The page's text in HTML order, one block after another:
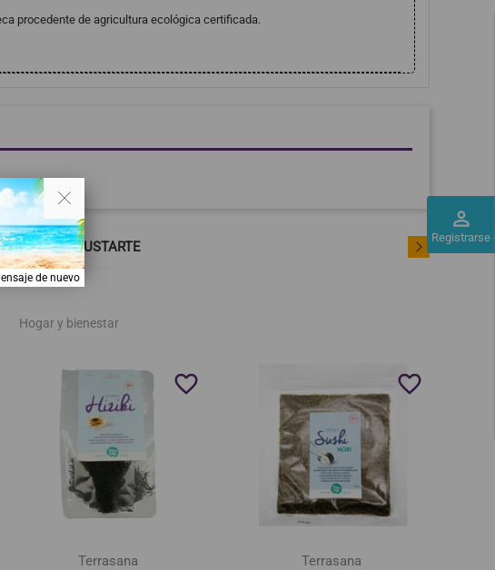
perm_identity
Registrarse
procedente de agricultura ecológica certificada.
PODRÍA GUSTARTE
Hogar y bienestar
Terrasana
favorite_border
Terrasana
favorite_border
de nuevo